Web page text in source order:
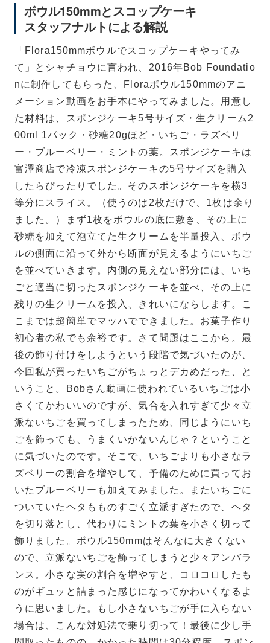
ボウル150mmとスコップケーキ
スタッフナルトによる解説
「Flora150mmボウルでスコップケーキやってみ
て」とシャチョウに言われ、2016年Bob Foundatio
nに制作してもらった、Floraボウル150mmのアニ
メーション動画をお手本にやってみました。用意し
た材料は、スポンジケーキ5号サイズ・生クリーム2
00ml 1パック・砂糖20gほど・いちご・ラズベリ
ー・ブルーベリー・ミントの葉。スポンジケーキは
富澤商店で冷凍スポンジケーキの5号サイズを購入
したらぴったりでした。そのスポンジケーキを横3
等分にスライス。（使うのは2枚だけで、1枚は余り
ました。）まず1枚をボウルの底に敷き、その上に
砂糖を加えて泡立てた生クリームを半量投入、ボウ
ルの側面に沿って外から断面が見えるようにいちご
を並べていきます。内側の見えない部分には、いち
ごと適当に切ったスポンジケーキを並べ、その上に
残りの生クリームを投入、きれいにならします。こ
こまでは超簡単でマッハでできました。お菓子作り
初心者の私でも余裕です。さて問題はここから。最
後の飾り付けをしようという段階で気づいたのが、
今回私が買ったいちごがちょっとデカめだった、と
いうこと。Bobさん動画に使われているいちごは小
さくてかわいいのですが、気合を入れすぎて少々立
派ないちごを買ってしまったため、同じようにいち
ごを飾っても、うまくいかないんじゃ？ということ
に気づいたのです。そこで、いちごよりも小さなラ
ズベリーの割合を増やして、予備のために買ってお
いたブルーベリーも加えてみました。またいちごに
ついていたヘタもものすごく立派すぎたので、ヘタ
を切り落とし、代わりにミントの葉を小さく切って
飾りました。ボウル150mmはそんなに大きくない
ので、立派ないちごを飾ってしまうと少々アンバラ
ンス。小さな実の割合を増やすと、コロコロしたも
のがギュッと詰まった感じになってかわいくなるよ
うに思いました。もし小さないちごが手に入らない
場合は、こんな対処法で乗り切って！最後に少し手